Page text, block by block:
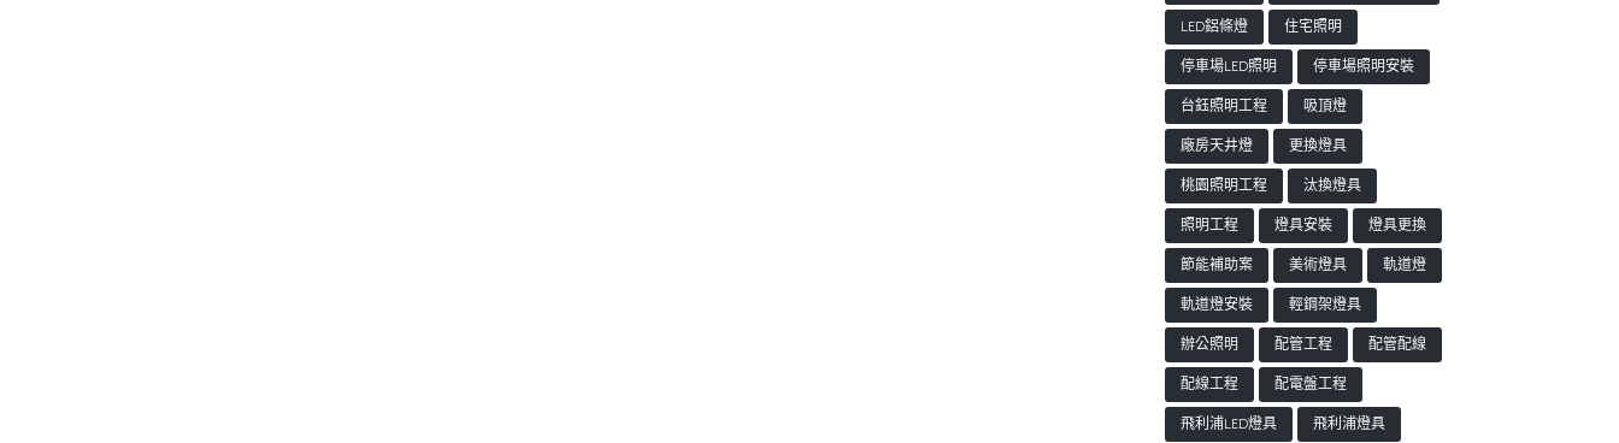
LED鋁條燈
住宅照明
停車場LED照明
停車場照明安裝
台鈺照明工程
吸頂燈
廠房天井燈
更換燈具
桃園照明工程
汰換燈具
照明工程
燈具安裝
燈具更換
節能補助案
美術燈具
軌道燈
軌道燈安裝
輕鋼架燈具
辦公照明
配管工程
配管配線
配線工程
配電盤工程
飛利浦LED燈具
飛利浦燈具